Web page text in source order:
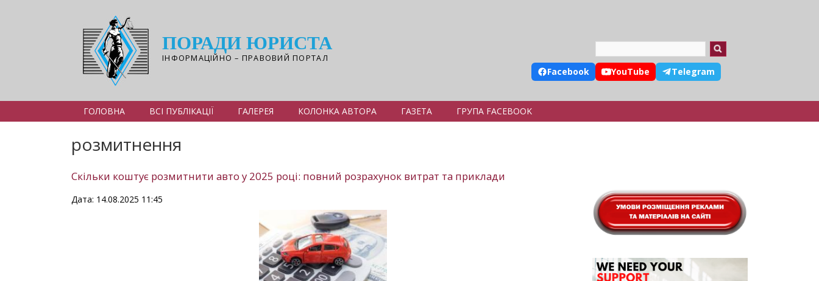
ПОРАДИ ЮРИСТА
ІНФОРМАЦІЙНО – ПРАВОВИЙ ПОРТАЛ
Facebook YouTube Telegram
ГОЛОВНА ВСІ ПУБЛІКАЦІЇ ГАЛЕРЕЯ КОЛОНКА АВТОРА ГАЗЕТА ГРУПА FACEBOOK
розмитнення
Скільки коштує розмитнити авто у 2025 році: повний розрахунок витрат та приклади
Дата: 14.08.2025 11:45